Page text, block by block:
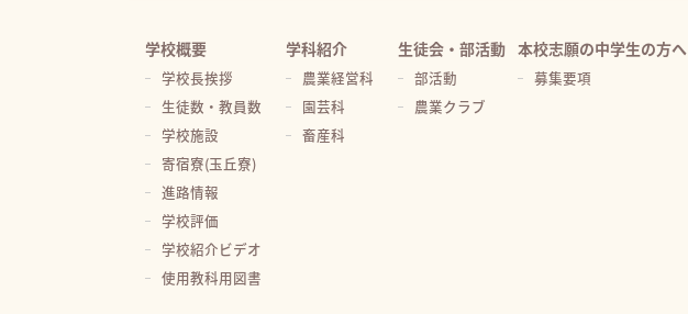
学校概要
学校長挨拶
生徒数・教員数
学校施設
寄宿寮(玉丘寮)
進路情報
学校評価
学校紹介ビデオ
使用教科用図書
学科紹介
農業経営科
園芸科
畜産科
生徒会・部活動
部活動
農業クラブ
本校志願の中学生の方へ
募集要項